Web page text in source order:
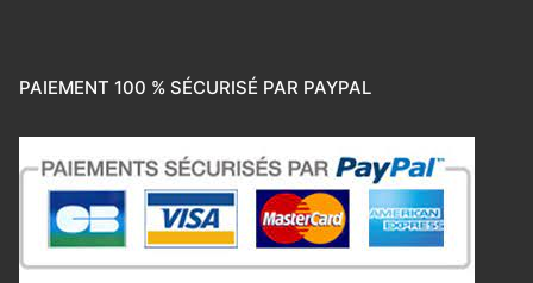
PAIEMENT 100 % SÉCURISÉ PAR PAYPAL